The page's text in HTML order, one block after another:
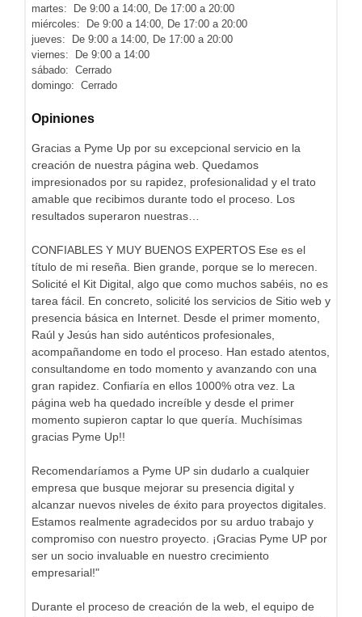
martes: De 9:00 a 14:00, De 17:00 a 20:00
miércoles: De 9:00 a 14:00, De 17:00 a 20:00
jueves: De 9:00 a 14:00, De 17:00 a 20:00
viernes: De 9:00 a 14:00
sábado: Cerrado
domingo: Cerrado
Opiniones
Gracias a Pyme Up por su excepcional servicio en la
creación de nuestra página web. Quedamos
impresionados por su rapidez, profesionalidad y el trato
amable que recibimos durante todo el proceso. Los
resultados superaron nuestras…
CONFIABLES Y MUY BUENOS EXPERTOS Ese es el
título de mi reseña. Bien grande, porque se lo merecen.
Solicité el Kit Digital, algo que como muchos sabéis, no es
tarea fácil. En concreto, solicité los servicios de Sitio web y
presencia básica en Internet. Desde el primer momento,
Raúl y Jesús han sido auténticos profesionales,
acompañandome en todo el proceso. Han estado atentos,
consultandome en todo momento y avanzando con una
gran rapidez. Confiaría en ellos 1000% otra vez. La
página web ha quedado increíble y desde el primer
momento supieron captar lo que quería. Muchísimas
gracias Pyme Up!!
Recomendaríamos a Pyme UP sin dudarlo a cualquier
empresa que busque mejorar su presencia digital y
alcanzar nuevos niveles de éxito para proyectos digitales.
Estamos realmente agradecidos por su arduo trabajo y
compromiso con nuestro proyecto. ¡Gracias Pyme UP por
ser un socio invaluable en nuestro crecimiento
empresarial!"
Durante el proceso de creación de la web, el equipo de